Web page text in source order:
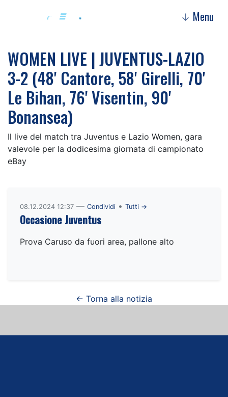
↓ Menu
WOMEN LIVE | JUVENTUS-LAZIO
3-2 (48' Cantore, 58' Girelli, 70'
Le Bihan, 76' Visentin, 90'
Bonansea)
Il live del match tra Juventus e Lazio Women, gara
valevole per la dodicesima giornata di campionato
eBay
08.12.2024 12:37 — Condividi • Tutti →
Occasione Juventus
Prova Caruso da fuori area, pallone alto
← Torna alla notizia